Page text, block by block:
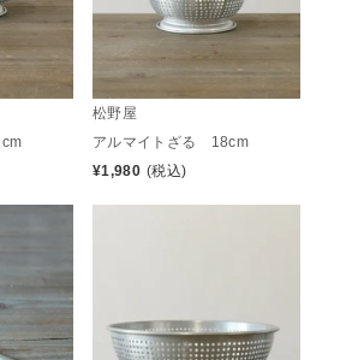
松野屋
アルマイトざる 18cm
¥1,980 (税込)